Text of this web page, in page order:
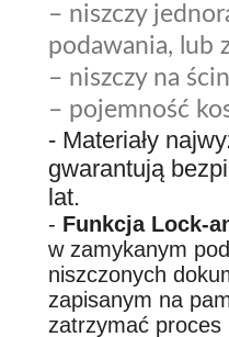
– niszczy
podawania, lub
– niszczy na
– pojemność
- Materiały
gwarantują
lat.
- Funkcja Lock-
w zamykanym
niszczonych
zapisanym na
zatrzymać proces